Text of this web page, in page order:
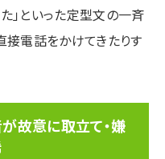
」といった定型文の一斉
接電話をかけてきたりす
故意に取立て・嫌